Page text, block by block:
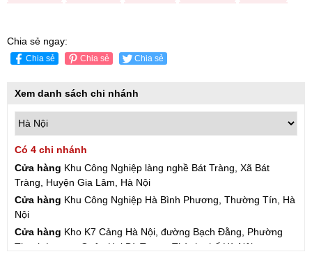
Chia sẻ ngay:
Chia sẻ Chia sẻ Chia sẻ
Xem danh sách chi nhánh
Có 4 chi nhánh
Cửa hàng Khu Công Nghiệp làng nghề Bát Tràng, Xã Bát
Tràng, Huyện Gia Lâm, Hà Nội
Cửa hàng Khu Công Nghiệp Hà Bình Phương, Thường Tín, Hà
Nội
Cửa hàng Kho K7 Cảng Hà Nội, đường Bạch Đằng, Phường
Thanh Lương, Quận Hai Bà Trưng, Thành phố Hà Nội